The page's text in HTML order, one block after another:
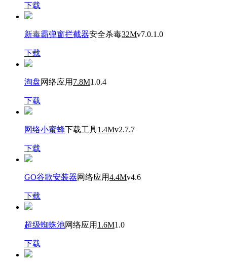
下载
新毒霸弹窗拦截器安全杀毒32Mv7.0.1.0
下载
淘盘网络应用 7.8M1.0.4
下载
网络小蜜蜂下载工具1.4Mv2.7.7
下载
GO谷歌安装器网络应用4.4Mv4.6
下载
超级蜘蛛池网络应用 1.6M1.0
下载